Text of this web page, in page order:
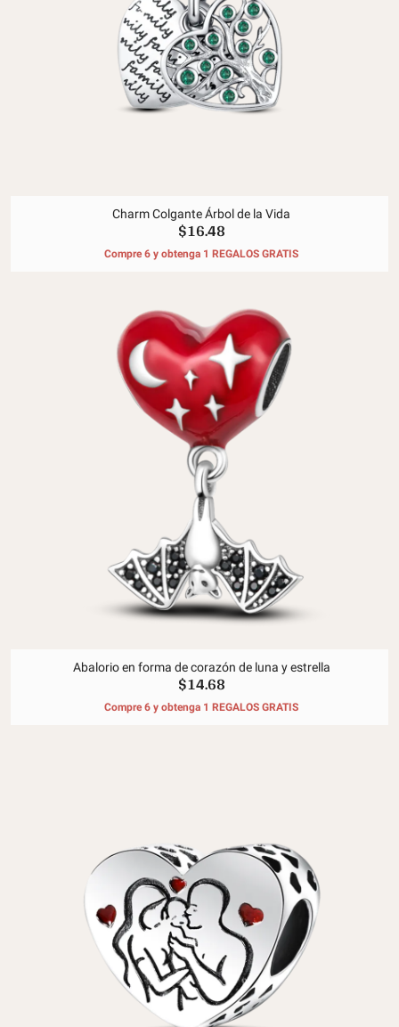
Charm Colgante Árbol de la Vida
$16.48
Compre 6 y obtenga 1 REGALOS GRATIS
Abalorio en forma de corazón de luna y estrella
$14.68
Compre 6 y obtenga 1 REGALOS GRATIS